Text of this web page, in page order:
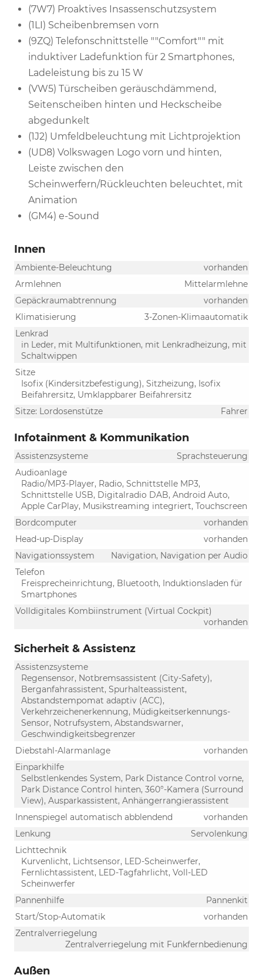
(7W7) Proaktives Insassenschutzsystem
(1LI) Scheibenbremsen vorn
(9ZQ) Telefonschnittstelle ""Comfort"" mit
induktiver Ladefunktion für 2 Smartphones,
Ladeleistung bis zu 15 W
(VW5) Türscheiben geräuschdämmend,
Seitenscheiben hinten und Heckscheibe
abgedunkelt
(1J2) Umfeldbeleuchtung mit Lichtprojektion
(UD8) Volkswagen Logo vorn und hinten,
Leiste zwischen den
Scheinwerfern/Rückleuchten beleuchtet, mit
Animation
(GM4) e-Sound
Innen
Ambiente-Beleuchtung
vorhanden
Armlehnen
Mittelarmlehne
Gepäckraumabtrennung
vorhanden
Klimatisierung
3-Zonen-Klimaautomatik
Lenkrad
in Leder, mit Multifunktionen, mit Lenkradheizung, mit
Schaltwippen
Sitze
Isofix (Kindersitzbefestigung), Sitzheizung, Isofix
Beifahrersitz, Umklappbarer Beifahrersitz
Sitze: Lordosenstütze
Fahrer
Infotainment & Kommunikation
Assistenzsysteme
Sprachsteuerung
Audioanlage
Radio/MP3-Player, Radio, Schnittstelle MP3,
Schnittstelle USB, Digitalradio DAB, Android Auto,
Apple CarPlay, Musikstreaming integriert, Touchscreen
Bordcomputer
vorhanden
Head-up-Display
vorhanden
Navigationssystem
Navigation, Navigation per Audio
Telefon
Freisprecheinrichtung, Bluetooth, Induktionsladen für
Smartphones
Volldigitales Kombiinstrument (Virtual Cockpit)
vorhanden
Sicherheit & Assistenz
Assistenzsysteme
Regensensor, Notbremsassistent (City-Safety),
Berganfahrassistent, Spurhalteassistent,
Abstandstempomat adaptiv (ACC),
Verkehrzeichenerkennung, Müdigkeitserkennungs-
Sensor, Notrufsystem, Abstandswarner,
Geschwindigkeitsbegrenzer
Diebstahl-Alarmanlage
vorhanden
Einparkhilfe
Selbstlenkendes System, Park Distance Control vorne,
Park Distance Control hinten, 360°-Kamera (Surround
View), Ausparkassistent, Anhängerrangierassistent
Innenspiegel automatisch abblendend
vorhanden
Lenkung
Servolenkung
Lichttechnik
Kurvenlicht, Lichtsensor, LED-Scheinwerfer,
Fernlichtassistent, LED-Tagfahrlicht, Voll-LED
Scheinwerfer
Pannenhilfe
Pannenkit
Start/Stop-Automatik
vorhanden
Zentralverriegelung
Zentralverriegelung mit Funkfernbedienung
Außen